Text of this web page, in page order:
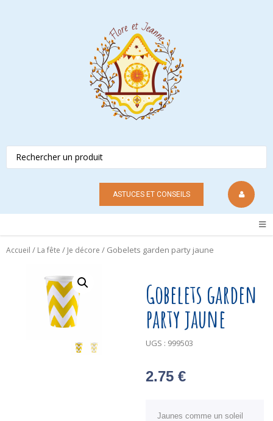
ASTUCES ET CONSEILS
Accueil / La fête / Je décore / Gobelets garden party jaune
Gobelets garden
party jaune
UGS : 999503
2.75 €
Jaunes comme un soleil